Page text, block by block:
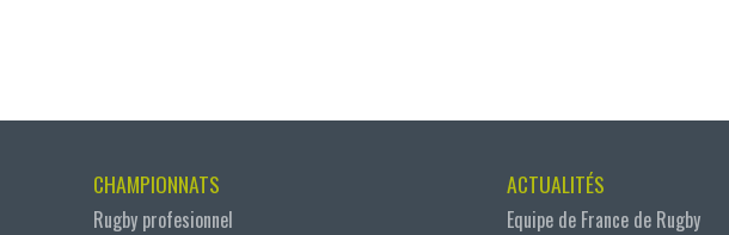
CHAMPIONNATS
Rugby profesionnel
ACTUALITÉS
Equipe de France de Rugby